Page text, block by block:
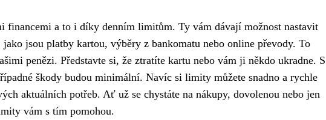
financemi a to i díky denním limitům. Ty vám dávají možnost nastavit
jsou platby kartou, výběry z bankomatu nebo online převody. To
penězi. Představte si, že ztratíte kartu nebo vám ji někdo ukradne. S
škody budou minimální. Navíc si limity můžete snadno a rychle
aktuálních potřeb. Ať už se chystáte na nákupy, dovolenou nebo jen
vám s tím pomohou.